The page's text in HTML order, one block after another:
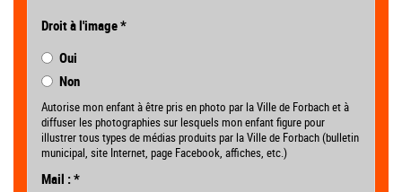
Droit à l'image*
Oui
Non
Autorise mon enfant à être pris en photo par la Ville de Forbach et à
diffuser les photographies sur lesquels mon enfant figure pour
illustrer tous types de médias produits par la Ville de Forbach (bulletin
municipal, site Internet, page Facebook, affiches, etc.)
Mail :*